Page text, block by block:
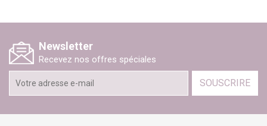
Newsletter
Recevez nos offres spéciales
SOUSCRIRE